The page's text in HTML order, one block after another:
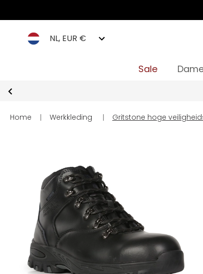
NL, EUR €
Sale
Home | Werkkleding | Gritstone hoge